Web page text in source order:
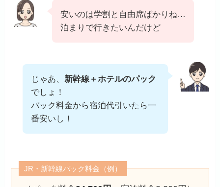
安いのは学割と自由席ばかりね…
泊まりで行きたいんだけど
じゃあ、 新幹線＋ホテルのパック
でしょ！
パック料金から宿泊代引いたら一
番安いし！
JR・新幹線パック料金（例）